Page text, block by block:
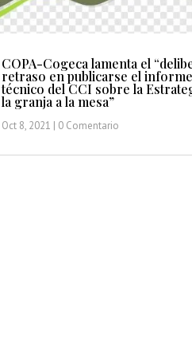
COPA-Cogeca lamenta el
retraso en publicarse el informe
técnico del CCI sobre la
la granja a la mesa”
Oct 8, 2021 | 0 Comentario